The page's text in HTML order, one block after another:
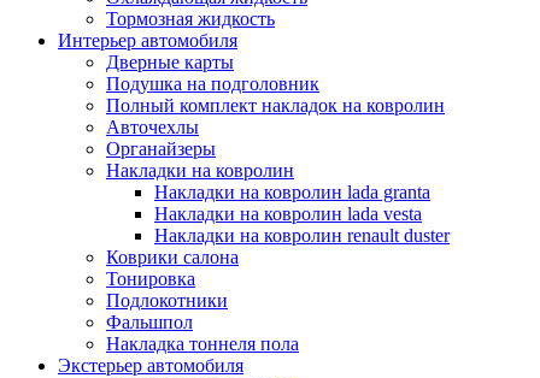
Тормозная жидкость
Интерьер автомобиля
Дверные карты
Подушка на подголовник
Полный комплект накладок на ковролин
Авточехлы
Органайзеры
Накладки на ковролин
Накладки на ковролин lada granta
Накладки на ковролин lada vesta
Накладки на ковролин renault duster
Коврики салона
Тонировка
Подлокотники
Фальшпол
Накладка тоннеля пола
Экстерьер автомобиля